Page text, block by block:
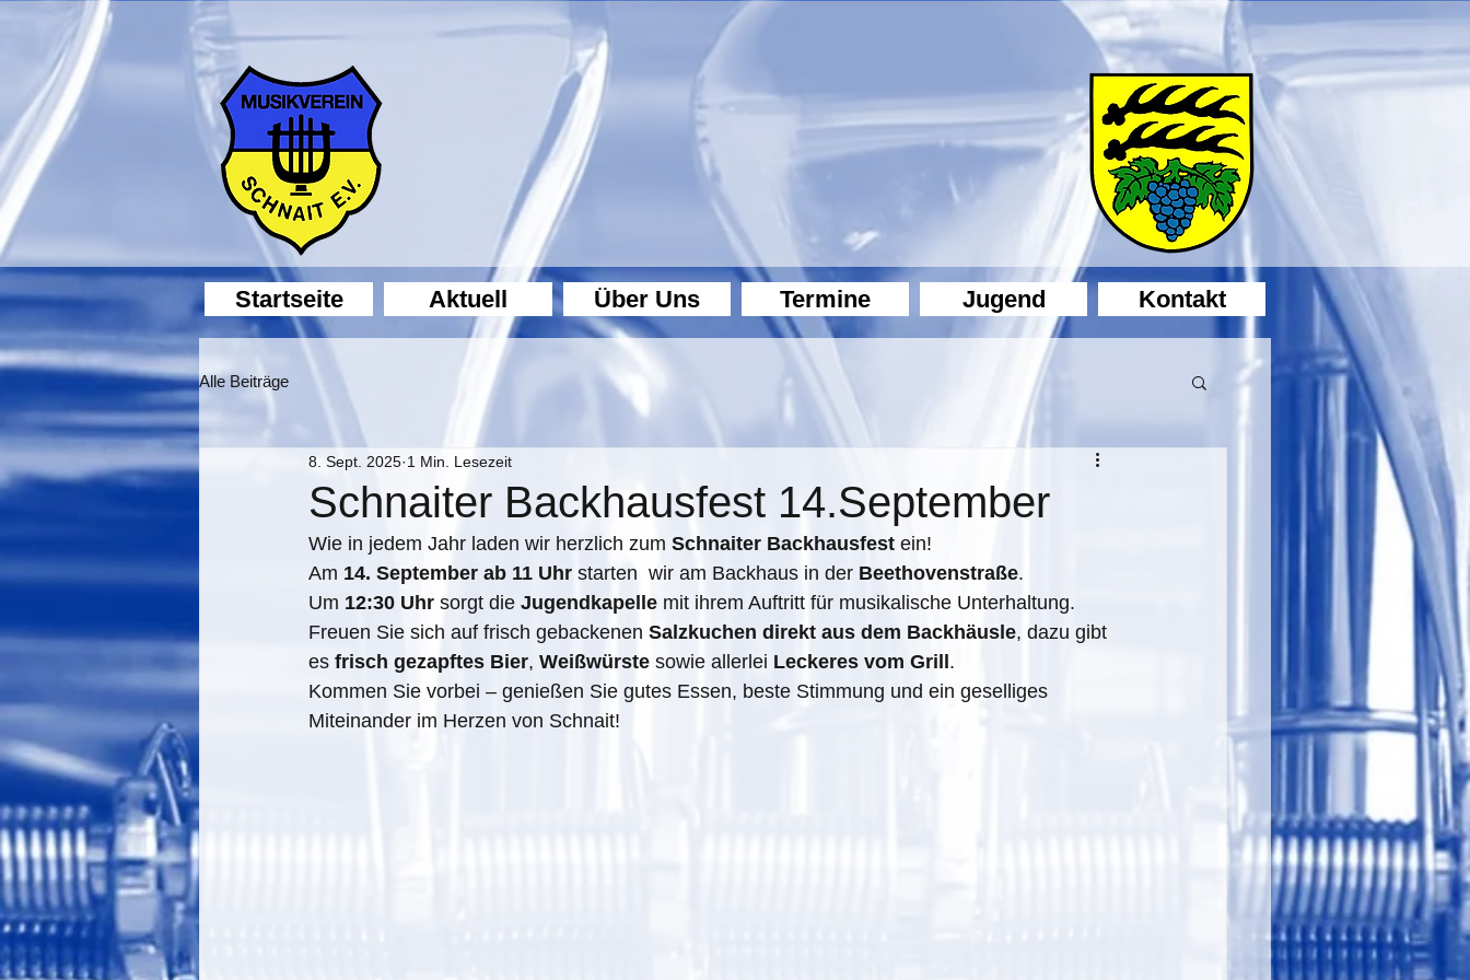
Startseite Aktuell Über Uns Termine Jugend Kontakt
Alle Beiträge
Schnaiter Backhausfest 14.September
8. Sept. 2025 1 Min. Lesezeit
Wie in jedem Jahr laden wir herzlich zum Schnaiter Backhausfest ein!
Am 14. September ab 11 Uhr starten  wir am Backhaus in der Beethovenstraße.
Um 12:30 Uhr sorgt die Jugendkapelle mit ihrem Auftritt für musikalische Unterhaltung.
Freuen Sie sich auf frisch gebackenen Salzkuchen direkt aus dem Backhäusle, dazu gibt
es frisch gezapftes Bier, Weißwürste sowie allerlei Leckeres vom Grill .
Kommen Sie vorbei – genießen Sie gutes Essen, beste Stimmung und ein geselliges
Miteinander im Herzen von Schnait!